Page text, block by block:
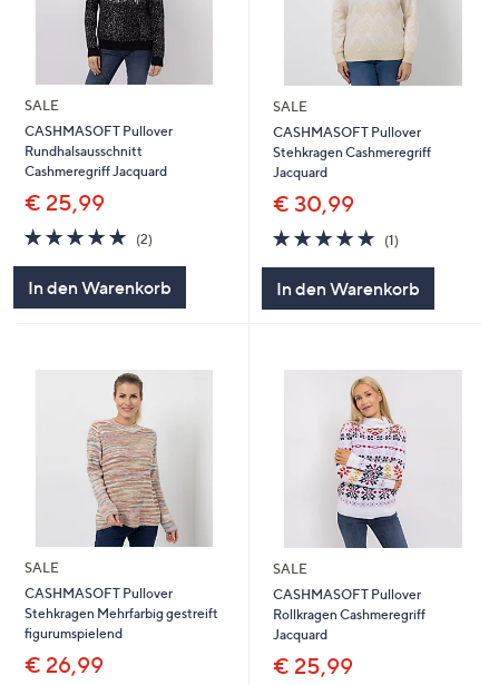
SALE
CASHMASOFT Pullover
Rundhalsausschnitt
Cashmeregriff Jacquard
€ 25,99
5.0
von
(2)2
In den Warenkorb
SALE
CASHMASOFT Pullover
Stehkragen Cashmeregriff
Jacquard
€ 30,99
5.0
von
(1)1
In den Warenkorb
SALE
CASHMASOFT Pullover
Stehkragen Mehrfarbig gestreift
figurumspielend
€ 26,99
SALE
CASHMASOFT Pullover
Rollkragen Cashmeregriff
Jacquard
€ 25,99